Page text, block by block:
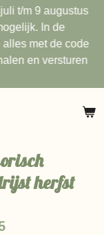
t/m 9 augustus
In de
met de code
en versturen
herfst